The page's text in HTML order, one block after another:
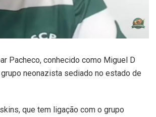
Pacheco, conhecido como Miguel D
neonazista sediado no estado de
que tem ligação com o grupo